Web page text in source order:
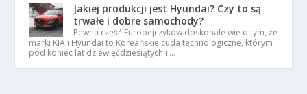
Jakiej produkcji jest Hyundai? Czy to są
trwałe i dobre samochody?
Pewna część Europejczyków doskonale wie o tym, że
marki KIA i Hyundai to Koreańskie cuda technologiczne, którym
pod koniec lat dziewięćdziesiątych i …